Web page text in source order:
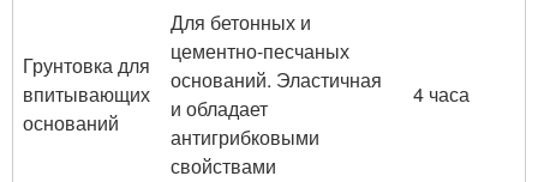
Грунтовка для
впитывающих
оснований
Для бетонных и
цементно-песчаных
оснований. Эластичная
и обладает
антигрибковыми
свойствами
4 часа